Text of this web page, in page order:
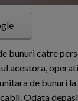
bunuri catre
acestora,
de bunuri
Odata